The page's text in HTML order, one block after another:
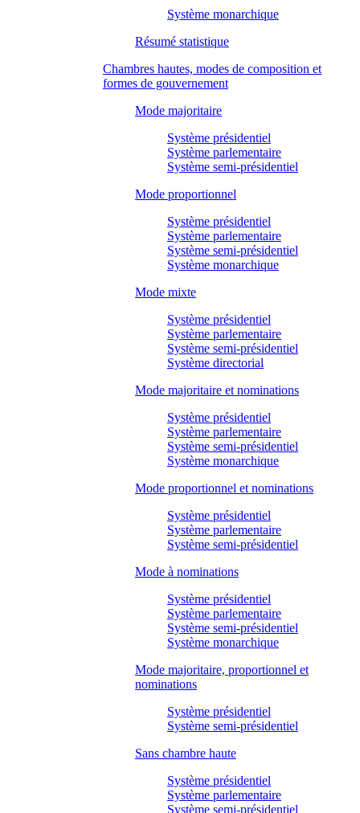
Système monarchique
Résumé statistique
Chambres hautes, modes de composition et
formes de gouvernement
Mode majoritaire
Système présidentiel
Système parlementaire
Système semi-présidentiel
Mode proportionnel
Système présidentiel
Système parlementaire
Système semi-présidentiel
Système monarchique
Mode mixte
Système présidentiel
Système parlementaire
Système semi-présidentiel
Système directorial
Mode majoritaire et nominations
Système présidentiel
Système parlementaire
Système semi-présidentiel
Système monarchique
Mode proportionnel et nominations
Système présidentiel
Système parlementaire
Système semi-présidentiel
Mode à nominations
Système présidentiel
Système parlementaire
Système semi-présidentiel
Système monarchique
Mode majoritaire, proportionnel et
nominations
Système présidentiel
Système semi-présidentiel
Sans chambre haute
Système présidentiel
Système parlementaire
Système semi-présidentiel